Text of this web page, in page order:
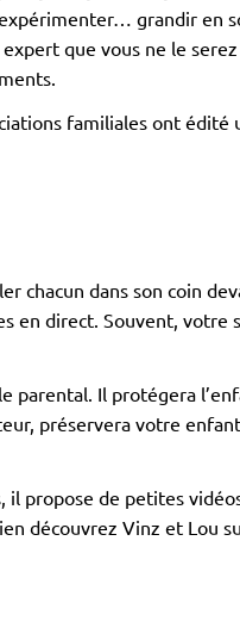
grandir en
que vous ne le
familiales ont édité
chacun dans son coin
en direct. Souvent, votre
parental. Il protégera
préservera votre
il propose de petites
découvrez Vinz et Lou